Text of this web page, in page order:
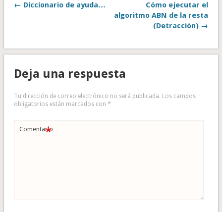
← Diccionario de ayuda…
Cómo ejecutar el
algoritmo ABN de la resta
(Detracción) →
Deja una respuesta
Tu dirección de correo electrónico no será publicada. Los campos
obligatorios están marcados con *
Comentario
*